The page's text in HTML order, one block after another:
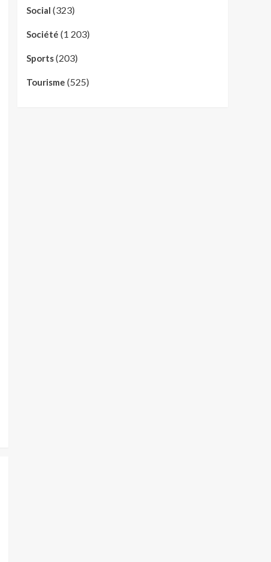
Social (323)
Société (1 203)
Sports(203)
Tourisme (525)